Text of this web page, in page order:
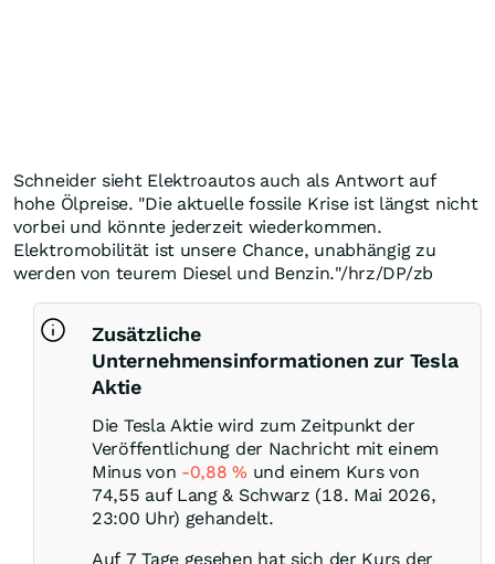
Schneider sieht Elektroautos auch als Antwort auf
hohe Ölpreise. "Die aktuelle fossile Krise ist längst nicht
vorbei und könnte jederzeit wiederkommen.
Elektromobilität ist unsere Chance, unabhängig zu
werden von teurem Diesel und Benzin."/hrz/DP/zb
Zusätzliche
Unternehmensinformationen zur Tesla
Aktie
Die Tesla Aktie wird zum Zeitpunkt der
Veröffentlichung der Nachricht mit einem
Minus von -0,88% und einem Kurs von
74,55 auf Lang & Schwarz (18. Mai 2026,
23:00 Uhr) gehandelt.
Auf 7 Tage gesehen hat sich der Kurs der